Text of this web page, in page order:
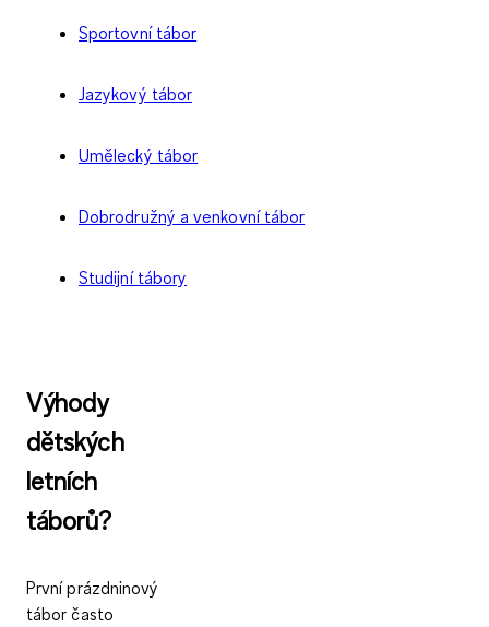
Sportovní tábor
Jazykový tábor
Umělecký tábor
Dobrodružný a venkovní tábor
Studijní tábory
Výhody
dětských
letních
táborů?
První prázdninový
tábor často